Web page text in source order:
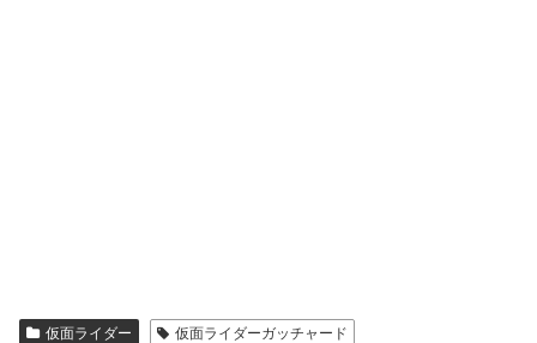
仮面ライダー 仮面ライダーガッチャード